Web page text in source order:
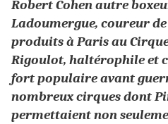
Robert Cohen autre
Ladoumergue, coureur
produits à Paris au
Rigoulot, haltérophile et
fort populaire avant
nombreux cirques dont
permettaient non